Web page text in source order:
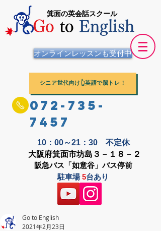
Go to English
箕面の英会話スクール
オンラインレッスンも受付中
シニア世代向け👆英語で脳トレ！
072-735-
7457
10：00～21：30 不定休
大阪府箕面市坊島３－１８－２
阪急バス「如意谷」バス停前
駐車場5台あり
Go to English
2021年2月23日